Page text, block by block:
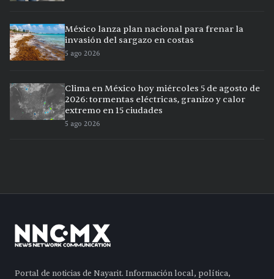
México lanza plan nacional para frenar la
invasión del sargazo en costas
5 ago 2026
Clima en México hoy miércoles 5 de agosto de
2026: tormentas eléctricas, granizo y calor
extremo en 15 ciudades
5 ago 2026
Portal de noticias de Nayarit. Información local, política,